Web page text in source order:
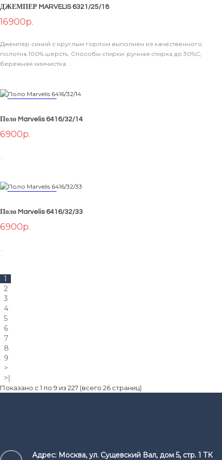
ДЖЕМПЕР MARVELIS 6321/25/18
16900р.
Джемпер синий с круглым горлом выполнен из качественного
полотна.100% шерсть. Способы стирки: ручная стирка до 30%С,
бережная химчистка. ..
В КОРЗИНУ
Поло Marvelis 6416/32/14
6900р.
..
Поло Marvelis 6416/32/33
6900р.
..
1
2
3
4
5
6
7
8
9
>
>|
Показано с 1 по 9 из 227 (всего 26 страниц)
Адрес: Москва, ул. Сущевский Вал, дом 5, стр. 1 ТК